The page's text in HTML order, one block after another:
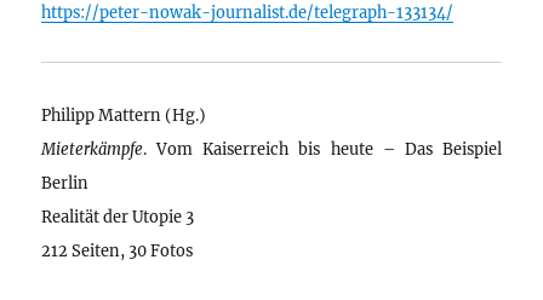
https://peter-nowak-journalist.de/telegraph-133134/
Philipp Mattern (Hg.)
Mieterkämpfe. Vom Kaiserreich bis heute – Das Beispiel
Berlin
Realität der Utopie 3
212 Seiten, 30 Fotos